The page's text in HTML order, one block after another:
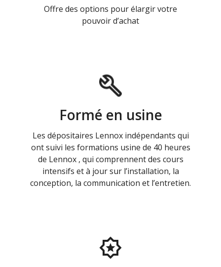
Offre des options pour élargir votre
pouvoir d’achat
Formé en usine
Les dépositaires Lennox indépendants qui
ont suivi les formations usine de 40 heures
de Lennox , qui comprennent des cours
intensifs et à jour sur l’installation, la
conception, la communication et l’entretien.